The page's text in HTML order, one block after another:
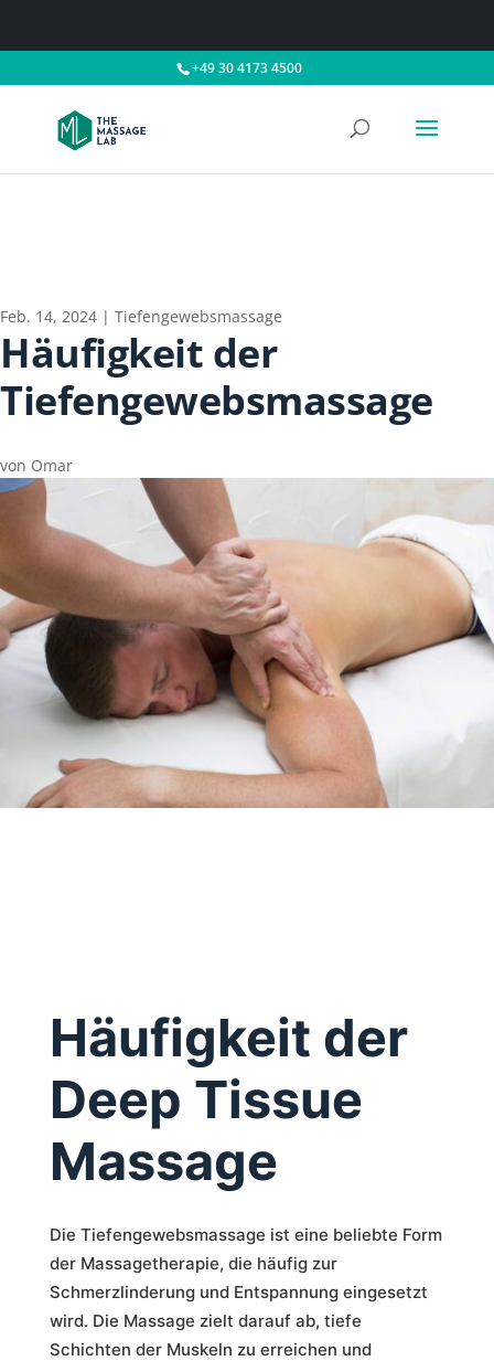
+49 30 4173 4500
Feb. 14, 2024 | Tiefengewebsmassage
Häufigkeit der
Tiefengewebsmassage
von Omar
Häufigkeit der
Deep Tissue
Massage
Die Tiefengewebsmassage ist eine beliebte Form
der Massagetherapie, die häufig zur
Schmerzlinderung und Entspannung eingesetzt
wird. Die Massage zielt darauf ab, tiefe
Schichten der Muskeln zu erreichen und